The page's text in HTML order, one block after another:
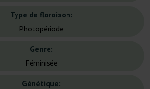
Type de floraison:
Photopériode
Genre:
Féminisée
Génétique: